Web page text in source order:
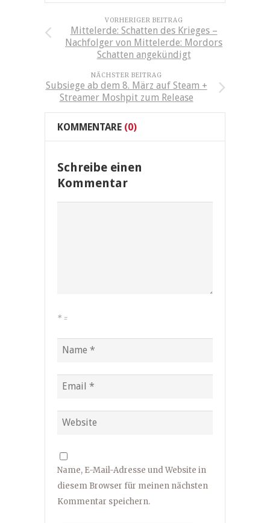
VORHERIGER BEITRAG
Mittelerde: Schatten des Krieges –
Nachfolger von Mittelerde: Mordors
Schatten angekündigt
NÄCHSTER BEITRAG
Subsiege ab dem 8. März auf Steam +
Streamer Moshpit zum Release
KOMMENTARE (0)
Schreibe einen
Kommentar
* =
Name, E-Mail-Adresse und Website in
diesem Browser für meinen nächsten
Kommentar speichern.